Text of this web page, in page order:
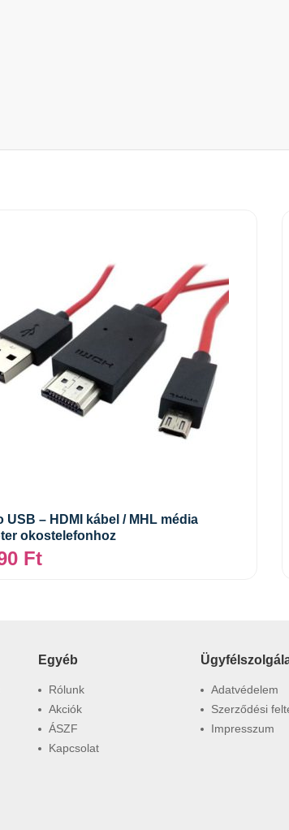
Kosárba teszem
USB – HDMI kábel / MHL média
okostelefonhoz
Ft
Egyéb
Rólunk
Akciók
ÁSZF
Kapcsolat
Adatvédelem
Szerződési
Impresszum